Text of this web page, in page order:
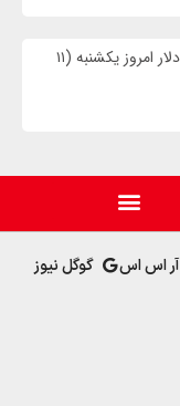
قیمت افغانی به تومان و دلار امروز یکشنبه (۱۱
آر اس اس گوگل نیوز